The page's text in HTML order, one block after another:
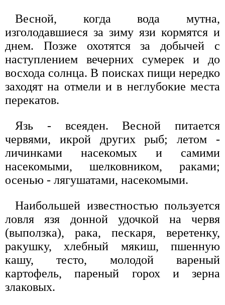
Весной, когда вода мутна,
изголодавшиеся за зиму язи кормятся и
днем. Позже охотятся за добычей с
наступлением вечерних сумерек и до
восхода солнца. В поисках пищи нередко
заходят на отмели и в неглубокие места
перекатов.
Язь - всеяден. Весной питается
червями, икрой других рыб; летом -
личинками насекомых и самими
насекомыми, шелковником, раками;
осенью - лягушатами, насекомыми.
Наибольшей известностью пользуется
ловля язя донной удочкой на червя
(выползка), рака, пескаря, веретенку,
ракушку, хлебный мякиш, пшенную
кашу, тесто, молодой вареный
картофель, пареный горох и зерна
злаковых.